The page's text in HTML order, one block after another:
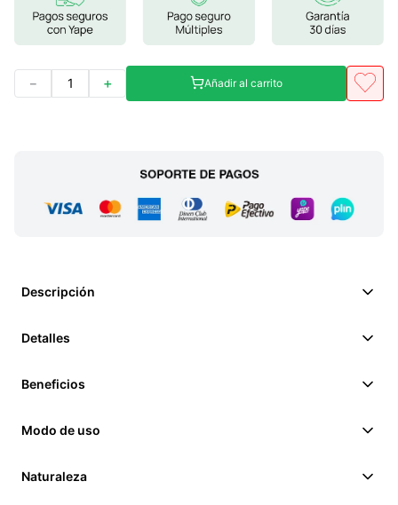
＋
－ Añadir al carrito
Descripción
Detalles
Beneficios
Modo de uso
Naturaleza